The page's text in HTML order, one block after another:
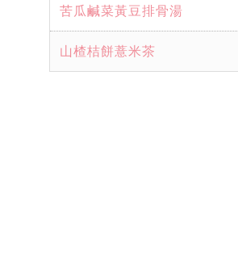
苦瓜鹹菜黃豆排骨湯
山楂桔餅薏米茶